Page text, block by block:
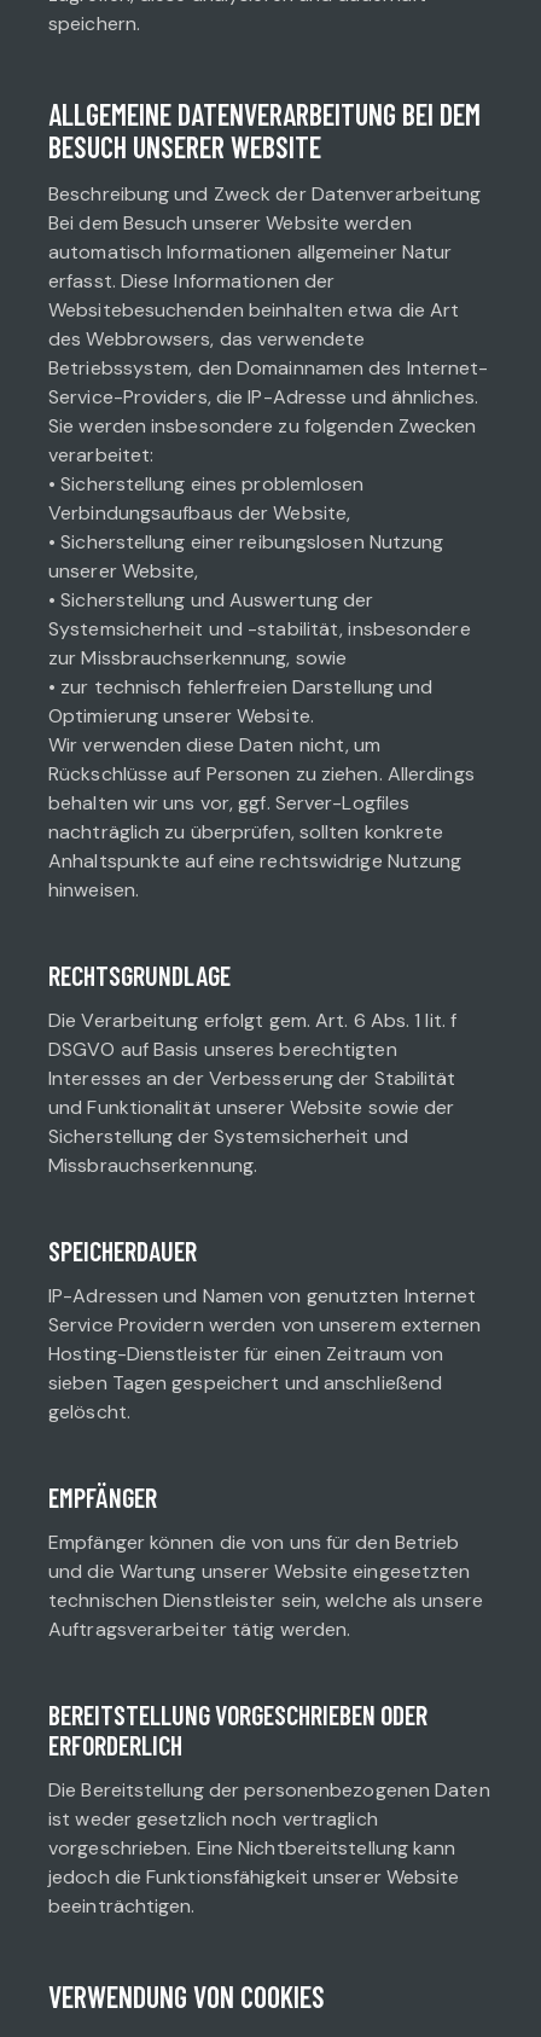
speichern.
ALLGEMEINE DATENVERARBEITUNG BEI DEM
BESUCH UNSERER WEBSITE
Beschreibung und Zweck der Datenverarbeitung
Bei dem Besuch unserer Website werden
automatisch Informationen allgemeiner Natur
erfasst. Diese Informationen der
Websitebesuchenden beinhalten etwa die Art
des Webbrowsers, das verwendete
Betriebssystem, den Domainnamen des Internet-
Service-Providers, die IP-Adresse und ähnliches.
Sie werden insbesondere zu folgenden Zwecken
verarbeitet:
• Sicherstellung eines problemlosen
Verbindungsaufbaus der Website,
• Sicherstellung einer reibungslosen Nutzung
unserer Website,
• Sicherstellung und Auswertung der
Systemsicherheit und -stabilität, insbesondere
zur Missbrauchserkennung, sowie
• zur technisch fehlerfreien Darstellung und
Optimierung unserer Website.
Wir verwenden diese Daten nicht, um
Rückschlüsse auf Personen zu ziehen. Allerdings
behalten wir uns vor, ggf. Server-Logfiles
nachträglich zu überprüfen, sollten konkrete
Anhaltspunkte auf eine rechtswidrige Nutzung
hinweisen.
RECHTSGRUNDLAGE
Die Verarbeitung erfolgt gem. Art. 6 Abs. 1 lit. f
DSGVO auf Basis unseres berechtigten
Interesses an der Verbesserung der Stabilität
und Funktionalität unserer Website sowie der
Sicherstellung der Systemsicherheit und
Missbrauchserkennung.
SPEICHERDAUER
IP-Adressen und Namen von genutzten Internet
Service Providern werden von unserem externen
Hosting-Dienstleister für einen Zeitraum von
sieben Tagen gespeichert und anschließend
gelöscht.
EMPFÄNGER
Empfänger können die von uns für den Betrieb
und die Wartung unserer Website eingesetzten
technischen Dienstleister sein, welche als unsere
Auftragsverarbeiter tätig werden.
BEREITSTELLUNG VORGESCHRIEBEN ODER
ERFORDERLICH
Die Bereitstellung der personenbezogenen Daten
ist weder gesetzlich noch vertraglich
vorgeschrieben. Eine Nichtbereitstellung kann
jedoch die Funktionsfähigkeit unserer Website
beeinträchtigen.
VERWENDUNG VON COOKIES